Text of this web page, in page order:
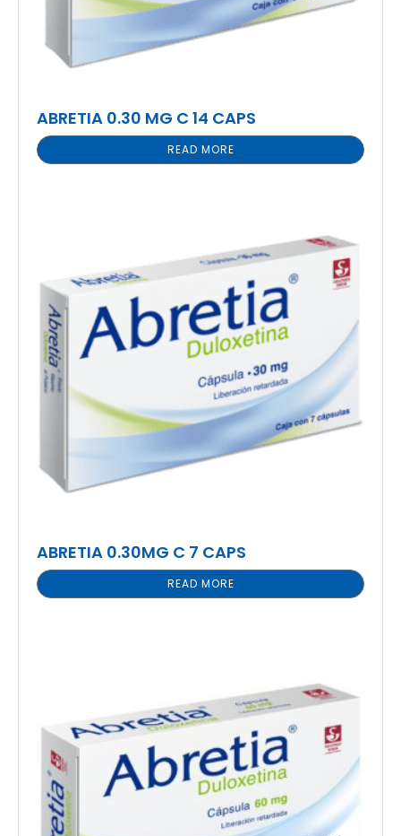
ABRETIA 0.30 MG C 14 CAPS
READ MORE
ABRETIA 0.30MG C 7 CAPS
READ MORE